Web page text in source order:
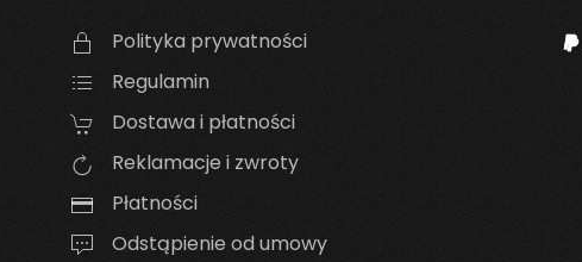
Polityka prywatności
Regulamin
Dostawa i płatności
Reklamacje i zwroty
Płatności
Odstąpienie od umowy